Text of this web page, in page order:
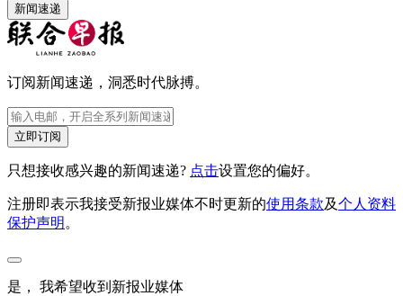
新闻速递
订阅新闻速递，洞悉时代脉搏。
立即订阅
只想接收感兴趣的新闻速递? 点击设置您的偏好。
注册即表示我接受新报业媒体不时更新的使用条款及个人资料
保护声明。
是， 我希望收到新报业媒体